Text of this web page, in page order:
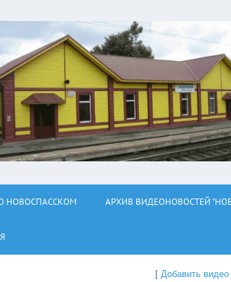
НОВОСПАССКОМ АРХИВ ВИДЕОНОВОСТЕЙ
[Добавить видео